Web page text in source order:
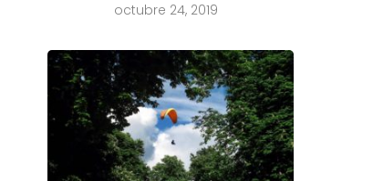
octubre 24, 2019